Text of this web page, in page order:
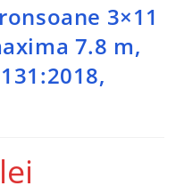
3×11
7.8 m,
lei